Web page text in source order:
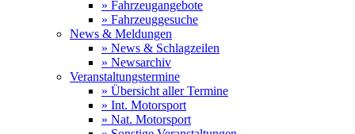
» Fahrzeugangebote
» Fahrzeuggesuche
News & Meldungen
» News & Schlagzeilen
» Newsarchiv
Veranstaltungstermine
» Übersicht aller Termine
» Int. Motorsport
» Nat. Motorsport